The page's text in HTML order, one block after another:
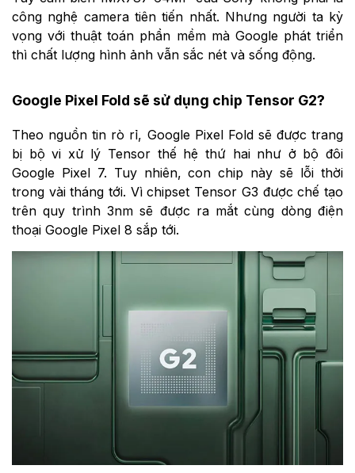
công nghệ camera tiên tiến nhất. Nhưng người ta kỳ
vọng với thuật toán phần mềm mà Google phát triển
thì chất lượng hình ảnh vẫn sắc nét và sống động.
Google Pixel Fold sẽ sử dụng chip Tensor G2?
Theo nguồn tin rò rỉ, Google Pixel Fold sẽ được trang
bị bộ vi xử lý Tensor thế hệ thứ hai như ở bộ đôi
Google Pixel 7. Tuy nhiên, con chip này sẽ lỗi thời
trong vài tháng tới. Vì chipset Tensor G3 được chế tạo
trên quy trình 3nm sẽ được ra mắt cùng dòng điện
thoại Google Pixel 8 sắp tới.